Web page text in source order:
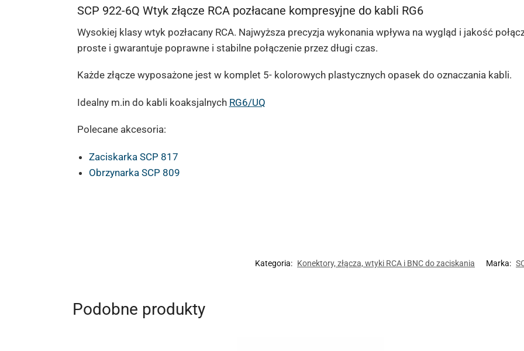
SCP 922-6Q Wtyk złącze RCA pozłacane kompresyjne do kabli RG6
Wysokiej klasy wtyk pozłacany RCA. Najwyższa precyzja wykonania wpływa na wygląd i jakość
proste i gwarantuje poprawne i stabilne połączenie przez długi czas.
Każde złącze wyposażone jest w komplet 5- kolorowych plastycznych opasek do oznaczania kabli.
Idealny m.in do kabli koaksjalnych RG6/UQ
Polecane akcesoria:
Zaciskarka SCP 817
Obrzynarka SCP 809
Kategoria: Konektory, złącza, wtyki RCA i BNC do zaciskania Marka:
Podobne produkty